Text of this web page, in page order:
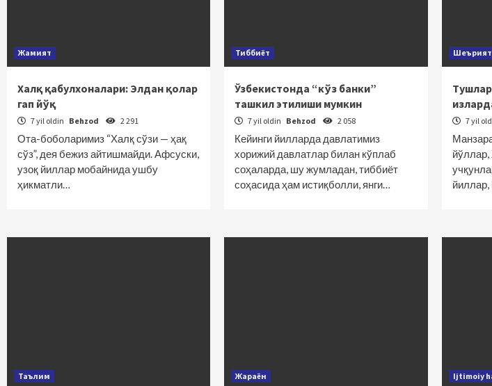
Жамият
Халқ қабулхоналари: Элдан қолар
гап йўқ
7 yil oldin Behzod 2 291
Ота-боболаримиз “Халқ сўзи — ҳақ
сўз”, дея бежиз айтишмайди. Афсуски,
узоқ йиллар мобайнида ушбу
ҳикматли…
Тиббиёт
Ўзбекистонда “кўз банки”
ташкил этилиши мумкин
7 yil oldin Behzod 2 058
Кейинги йилларда давлатимиз
хорижий давлатлар билан кўплаб
соҳаларда, шу жумладан, тиббиёт
соҳасида ҳам истиқболли, янги…
Шеърият
7 yil
Таълим Жараён Ijtimoiy